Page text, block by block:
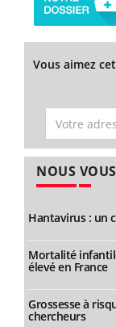
Vous aimez
NOUS
Hantavirus : un
Mortalité
élevé en France
Grossesse à
chercheurs